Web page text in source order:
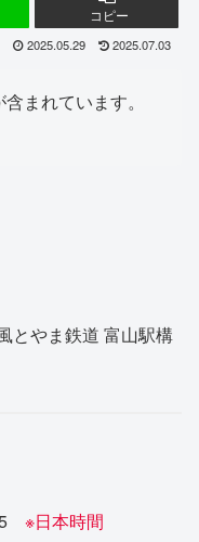
コピー
2025.05.29 2025.07.03
まれています。
とやま鉄道 富山駅構
※日本時間